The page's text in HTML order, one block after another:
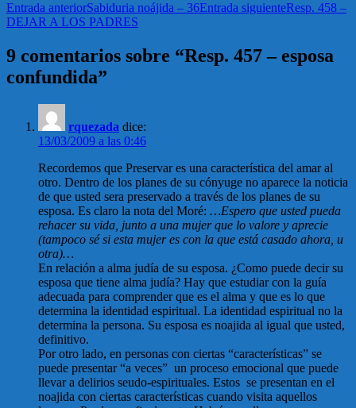
Entrada anteriorSabiduria noájida – 36Entrada siguienteResp. 458 –
DEJAR A LOS PADRES
9 comentarios sobre “Resp. 457 – esposa
confundida”
rquezada dice:
13/03/2009 a las 0:46
Recordemos que Preservar es una característica del amar al
otro. Dentro de los planes de su cónyuge no aparece la noticia
de que usted sera preservado a través de los planes de su
esposa. Es claro la nota del Moré: …Espero que usted pueda
rehacer su vida, junto a una mujer que lo valore y aprecie
(tampoco sé si esta mujer es con la que está casado ahora, u
otra)…
En relación a alma judía de su esposa. ¿Como puede decir su
esposa que tiene alma judía? Hay que estudiar con la guía
adecuada para comprender que es el alma y que es lo que
determina la identidad espiritual. La identidad espiritual no la
determina la persona. Su esposa es noajida al igual que usted,
definitivo.
Por otro lado, en personas con ciertas “características” se
puede presentar “a veces” un proceso emocional que puede
llevar a delirios seudo-espirituales. Estos se presentan en el
noajida con ciertas características cuando visita aquellos